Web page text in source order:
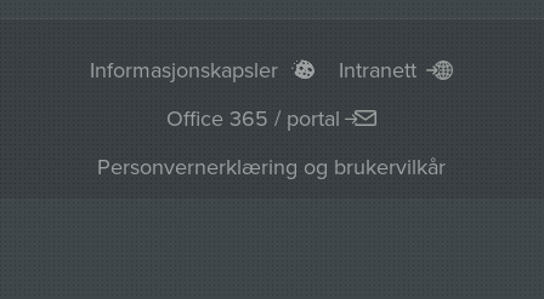
Informasjonskapsler
Intranett
Office 365 / portal
Personvernerklæring og brukervilkår